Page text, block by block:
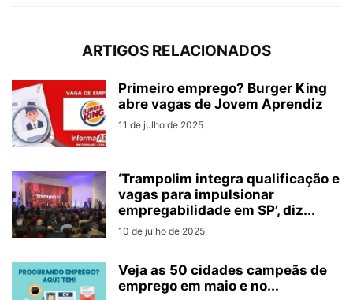
ARTIGOS RELACIONADOS
Primeiro emprego? Burger King
abre vagas de Jovem Aprendiz
11 de julho de 2025
‘Trampolim integra qualificação e
vagas para impulsionar
empregabilidade em SP’, diz...
10 de julho de 2025
Veja as 50 cidades campeãs de
emprego em maio e no...